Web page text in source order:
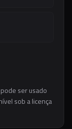
ser usado
sob a licença